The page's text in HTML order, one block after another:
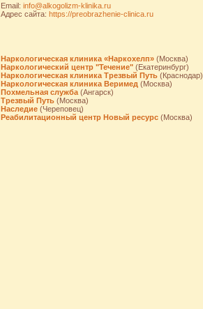
Email: info@alkogolizm-klinika.ru
Адрес сайта: https://preobrazhenie-clinica.ru
Наркологическая клиника «Наркохелп» (Москва)
Наркологический центр "Течение" (Екатеринбург)
Наркологическая клиника Трезвый Путь (Краснодар)
Наркологическая клиника Веримед (Москва)
Похмельная служба (Ангарск)
Трезвый Путь (Москва)
Наследие (Череповец)
Реабилитационный центр Новый ресурс (Москва)